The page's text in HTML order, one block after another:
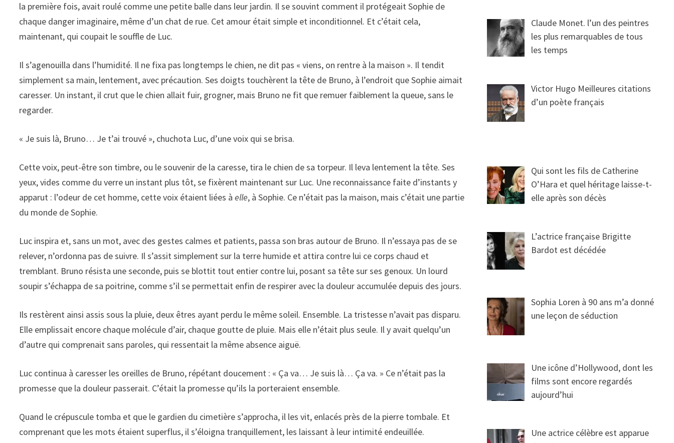
la première fois, avait roulé comme une petite balle dans leur jardin. Il se souvint comment il protégeait Sophie de
chaque danger imaginaire, même d’un chat de rue. Cet amour était simple et inconditionnel. Et c’était cela,
maintenant, qui coupait le souffle de Luc.
Il s’agenouilla dans l’humidité. Il ne fixa pas longtemps le chien, ne dit pas « viens, on rentre à la maison ». Il tendit
simplement sa main, lentement, avec précaution. Ses doigts touchèrent la tête de Bruno, à l’endroit que Sophie aimait
caresser. Un instant, il crut que le chien allait fuir, grogner, mais Bruno ne fit que remuer faiblement la queue, sans le
regarder.
« Je suis là, Bruno… Je t’ai trouvé », chuchota Luc, d’une voix qui se brisa.
Cette voix, peut-être son timbre, ou le souvenir de la caresse, tira le chien de sa torpeur. Il leva lentement la tête. Ses
yeux, vides comme du verre un instant plus tôt, se fixèrent maintenant sur Luc. Une reconnaissance faite d’instants y
apparut : l’odeur de cet homme, cette voix étaient liées àelle, à Sophie. Ce n’était pas la maison, mais c’était une partie
du monde de Sophie.
Luc inspira et, sans un mot, avec des gestes calmes et patients, passa son bras autour de Bruno. Il n’essaya pas de se
relever, n’ordonna pas de suivre. Il s’assit simplement sur la terre humide et attira contre lui ce corps chaud et
tremblant. Bruno résista une seconde, puis se blottit tout entier contre lui, posant sa tête sur ses genoux. Un lourd
soupir s’échappa de sa poitrine, comme s’il se permettait enfin de respirer avec la douleur accumulée depuis des jours.
Ils restèrent ainsi assis sous la pluie, deux êtres ayant perdu le même soleil. Ensemble. La tristesse n’avait pas disparu.
Elle emplissait encore chaque molécule d’air, chaque goutte de pluie. Mais elle n’était plus seule. Il y avait quelqu’un
d’autre qui comprenait sans paroles, qui ressentait la même absence aiguë.
Luc continua à caresser les oreilles de Bruno, répétant doucement : « Ça va… Je suis là… Ça va. » Ce n’était pas la
promesse que la douleur passerait. C’était la promesse qu’ils la porteraient ensemble.
Quand le crépuscule tomba et que le gardien du cimetière s’approcha, il les vit, enlacés près de la pierre tombale. Et
comprenant que les mots étaient superflus, il s’éloigna tranquillement, les laissant à leur intimité endeuillée.
Claude Monet. l’un des peintres
les plus remarquables de tous
les temps
Victor Hugo Meilleures citations
d’un poète français
Qui sont les fils de Catherine
O’Hara et quel héritage laisse-t-
elle après son décès
L’actrice française Brigitte
Bardot est décédée
Sophia Loren à 90 ans m’a donné
une leçon de séduction
Une icône d’Hollywood, dont les
films sont encore regardés
aujourd’hui
Une actrice célèbre est apparue